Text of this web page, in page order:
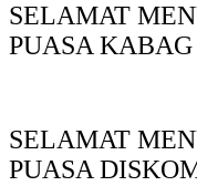
SELAMAT
PUASA
SELAMAT
PUASA